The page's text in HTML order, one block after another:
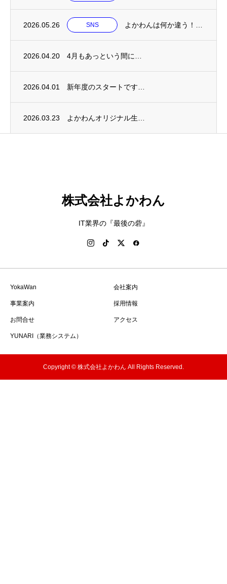
2026.05.26 SNS よかわんは何か違う！…
2026.04.20 4月もあっという間に…
2026.04.01 新年度のスタートです…
2026.03.23 よかわんオリジナル生…
株式会社よかわん
IT業界の『最後の砦』
YokaWan 会社案内
事業案内 採用情報
お問合せ アクセス
YUNARI（業務システム）
Copyright © 株式会社よかわん All Rights Reserved.